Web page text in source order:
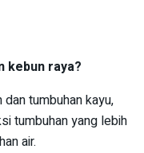
kebun raya?
tumbuhan kayu,
tumbuhan yang lebih
air.